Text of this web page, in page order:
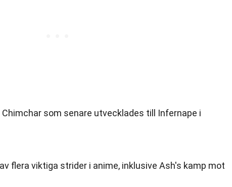
som senare utvecklades till Infernape i
flera viktiga strider i anime, inklusive Ash's kamp mot